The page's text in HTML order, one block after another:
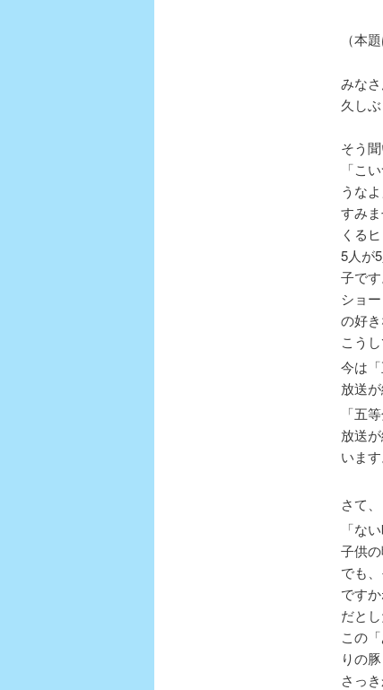
（本
みなさ
久し
そう
「こ
うなよ
すみ
くる
5人が
子です
ショ
の好
こう
今は
放送
「五
放送
います
さて
「な
子供
でも
ですか
だと
この
りの
さっ